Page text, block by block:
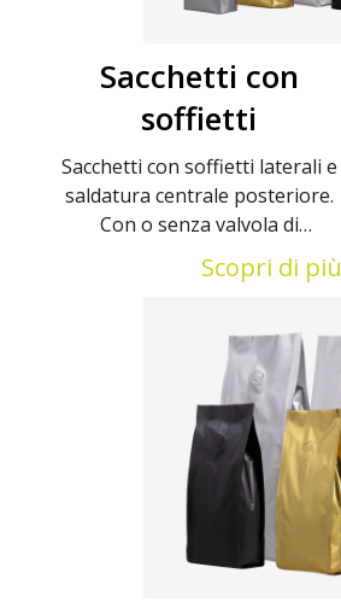
Sacchetti con
soffietti
Sacchetti con soffietti laterali e
saldatura centrale posteriore.
Con o senza valvola di
degasazione.Scopri di più